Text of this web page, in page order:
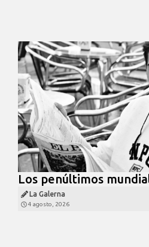
Los penúltimos
La Galerna
4 agosto, 2026